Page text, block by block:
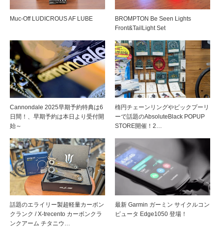
Muc-Off LUDICROUS AF LUBE
BROMPTON Be Seen Lights
Front&TailLight Set
Cannondale 2025早期予約特典は6
日間！、早期予約は本日より受付開
始～
楕円チェーンリングやビックプーリ
ーで話題のAbsoluteBlack POPUP
STORE開催！2…
話題のエライリー製超軽量カーボン
クランク / X-trecento カーボンクラ
ンクアーム チタニウ…
最新 Garmin ガーミン サイクルコン
ピュータ Edge1050 登場！